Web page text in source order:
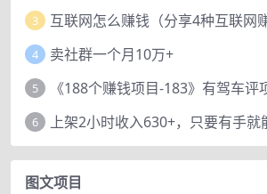
3 互联网怎么赚钱（分享4种互联网
4 卖社群一个月10万+
5
6
图文项目